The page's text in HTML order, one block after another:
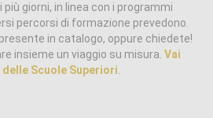
più giorni, in linea con i programmi
percorsi di formazione prevedono.
in catalogo, oppure chiedete!
insieme un viaggio su misura. Vai
Scuole Superiori